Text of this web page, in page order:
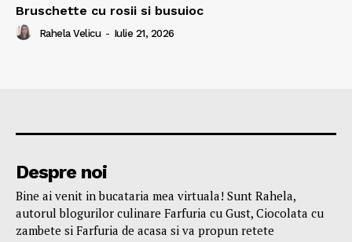
Bruschette cu rosii si busuioc
Rahela Velicu - Iulie 21, 2026
Despre noi
Bine ai venit in bucataria mea virtuala! Sunt Rahela,
autorul blogurilor culinare Farfuria cu Gust, Ciocolata cu
zambete si Farfuria de acasa si va propun retete